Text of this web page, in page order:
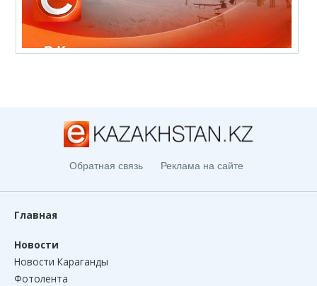
Обратная связь Реклама на сайте
Главная
Новости
Новости Караганды
Фотолента